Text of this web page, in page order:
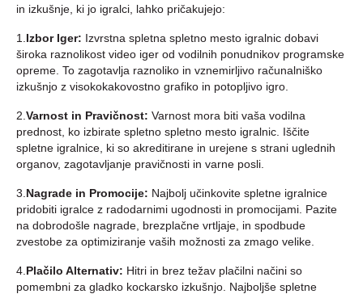
in izkušnje, ki jo igralci, lahko pričakujejo:
1. Izbor Iger: Izvrstna spletna spletno mesto igralnic dobavi
široka raznolikost video iger od vodilnih ponudnikov programske
opreme. To zagotavlja raznoliko in vznemirljivo računalniško
izkušnjo z visokokakovostno grafiko in potopljivo igro.
2. Varnost in Pravičnost: Varnost mora biti vaša vodilna
prednost, ko izbirate spletno spletno mesto igralnic. Iščite
spletne igralnice, ki so akreditirane in urejene s strani uglednih
organov, zagotavljanje pravičnosti in varne posli.
3. Nagrade in Promocije: Najbolj učinkovite spletne igralnice
pridobiti igralce z radodarnimi ugodnosti in promocijami. Pazite
na dobrodošle nagrade, brezplačne vrtljaje, in spodbude
zvestobe za optimiziranje vaših možnosti za zmago velike.
4. Plačilo Alternativ: Hitri in brez težav plačilni načini so
pomembni za gladko kockarsko izkušnjo. Najboljše spletne